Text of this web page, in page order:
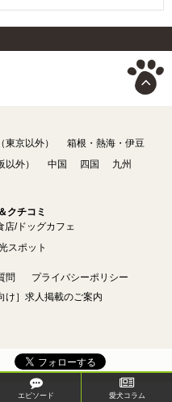
東京以外）
箱根・熱海・伊豆
外） 中国 四国
九州
クチコミ
店/ドッグカフェ
スポット
問
プライバシーポリシー
け］求人掲載のご案内
エピソード 愛犬コラム